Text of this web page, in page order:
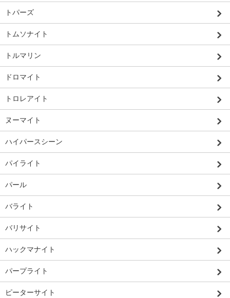
トパーズ
トムソナイト
トルマリン
ドロマイト
トロレアイト
ヌーマイト
ハイパースシーン
パイライト
パール
バライト
バリサイト
ハックマナイト
パープライト
ピーターサイト